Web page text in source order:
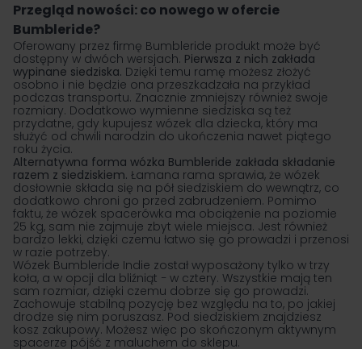
Przegląd nowości: co nowego w ofercie
Bumbleride?
Oferowany przez firmę Bumbleride produkt może być
dostępny w dwóch wersjach. Pierwsza z nich zakłada
wypinane siedziska. Dzięki temu ramę możesz złożyć
osobno i nie będzie ona przeszkadzała na przykład
podczas transportu. Znacznie zmniejszy również swoje
rozmiary. Dodatkowo wymienne siedziska są też
przydatne, gdy kupujesz wózek dla dziecka, który ma
służyć od chwili narodzin do ukończenia nawet piątego
roku życia.
Alternatywna forma wózka Bumbleride zakłada składanie
razem z siedziskiem. Łamana rama sprawia, że wózek
dosłownie składa się na pół siedziskiem do wewnątrz, co
dodatkowo chroni go przed zabrudzeniem. Pomimo
faktu, że wózek spacerówka ma obciążenie na poziomie
25 kg, sam nie zajmuje zbyt wiele miejsca. Jest również
bardzo lekki, dzięki czemu łatwo się go prowadzi i przenosi
w razie potrzeby.
Wózek Bumbleride Indie został wyposażony tylko w trzy
koła, a w opcji dla bliźniąt − w cztery. Wszystkie mają ten
sam rozmiar, dzięki czemu dobrze się go prowadzi.
Zachowuje stabilną pozycję bez względu na to, po jakiej
drodze się nim poruszasz. Pod siedziskiem znajdziesz
kosz zakupowy. Możesz więc po skończonym aktywnym
spacerze pójść z maluchem do sklepu.